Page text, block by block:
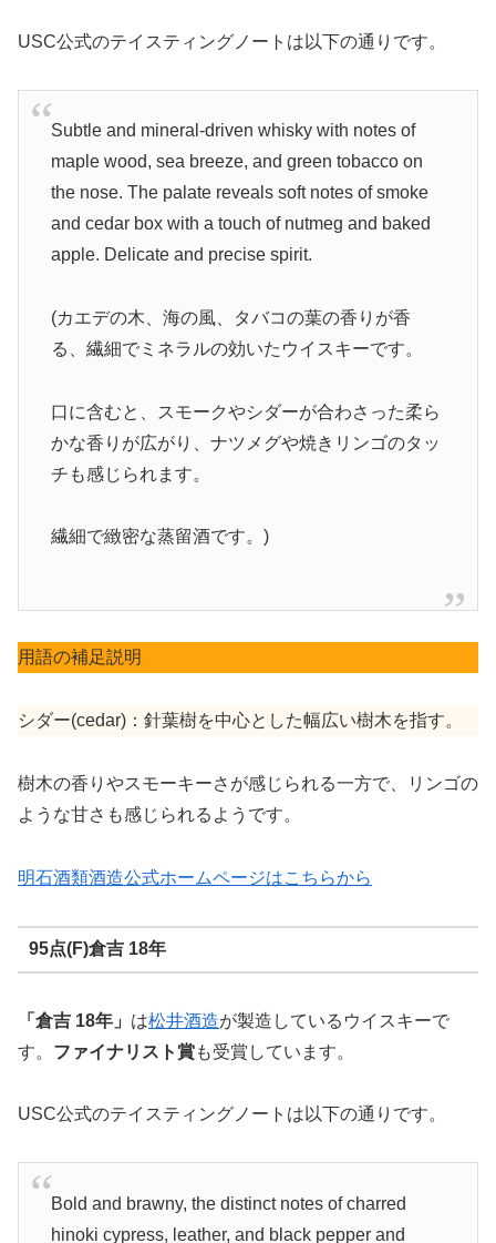
USC公式のテイスティングノートは以下の通りです。
Subtle and mineral-driven whisky with notes of
maple wood, sea breeze, and green tobacco on
the nose. The palate reveals soft notes of smoke
and cedar box with a touch of nutmeg and baked
apple. Delicate and precise spirit.
(カエデの木、海の風、タバコの葉の香りが香
る、繊細でミネラルの効いたウイスキーです。
口に含むと、スモークやシダーが合わさった柔ら
かな香りが広がり、ナツメグや焼きリンゴのタッ
チも感じられます。
繊細で緻密な蒸留酒です。)
用語の補足説明
シダー(cedar)：針葉樹を中心とした幅広い樹木を指す。
樹木の香りやスモーキーさが感じられる一方で、リンゴの
ような甘さも感じられるようです。
明石酒類酒造公式ホームページはこちらから
95点(F)倉吉 18年
「倉吉 18年」 は松井酒造が製造しているウイスキーで
す。 ファイナリスト賞も受賞しています。
USC公式のテイスティングノートは以下の通りです。
Bold and brawny, the distinct notes of charred
hinoki cypress, leather, and black pepper and